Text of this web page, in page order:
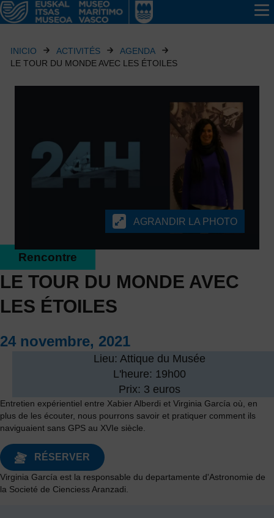
INICIO ACTIVITÉS
AGENDA
LE TOUR DU MONDE AVEC LES ÉTOILES
Rencontre
LE TOUR DU MONDE AVEC
LES ÉTOILES
24 novembre, 2021
Lieu: Attique du Musée
L'heure: 19h00
Prix: 3 euros
Entretien expérientiel entre Xabier Alberdi et Virginia García où, en
plus de les écouter, nous pourrons savoir et pratiquer comment ils
naviguaient sans GPS au XVIe siècle.
RÉSERVER
Virginia García est la responsable du departamente d'Astronomie de
la Societé de Cienciess Aranzadi.
AGRANDIR LA PHOTO